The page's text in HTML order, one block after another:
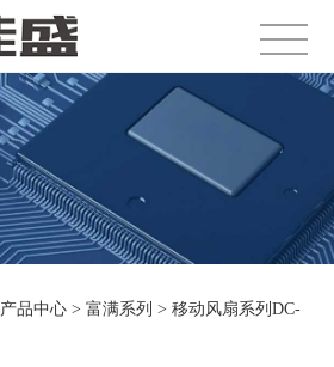
产品中心 >富满系列 >移动风扇系列DC-